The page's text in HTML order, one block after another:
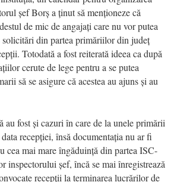
șef Borș a ținut să menționeze că
de mic de angajați care nu vor putea
solicitări din partea primăriilor din județ
Totodată a fost reiterată ideea ca după
cerute de lege pentru a se putea
să se asigure că acestea au ajuns și au
au fost și cazuri în care de la unele primării
recepției, însă documentația nu ar fi
cea mai mare îngăduință din partea ISC-
inspectorului șef, încă se mai înregistrează
recepții la terminarea lucrărilor de